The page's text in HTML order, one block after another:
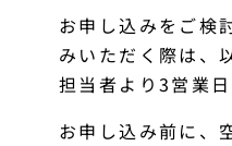
お申し込みをご
みいただく際は、
担当者より3営業
お申し込み前に、